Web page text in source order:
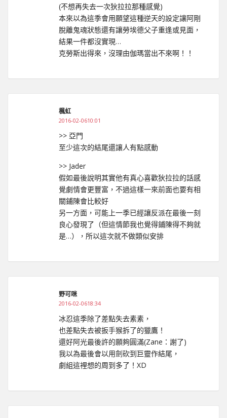
(不想再失去一次狄拉拉那種感覺)
本來以為這季會用願望這種逆天的設定讓阿剛
脫離鬼魂狀態還有讓勞埃德父子重逢或見面，
結果一件都沒實現…
克勞斯出得來，沒理由伽瑪當出不來啊！！
楓虹
2016-02-0610:01
>> 亞門
至少這次的結尾還讓人有點感動
>> Jader
假如最後說明其實他有真心喜歡狄拉拉的話感
覺劇情會更豐富，不過這樣一來前面也要有相
關鋪陳會比較好
另一方面，可能上一季已經讓反派在最後一刻
良心發現了（但這情節我也覺得鋪陳得不夠就
是…），所以這次就不做類似安排
野可咪
2016-02-0618:34
冰忍這季除了差點失去素素，
也差點失去被扳手猴拆了的獵鷹！
還好阿光最後許的願夠圓滿(Zane：謝了)
我以為最後會以用劍砍到巨靈作結尾，
劇組這裡想的周到多了！XD